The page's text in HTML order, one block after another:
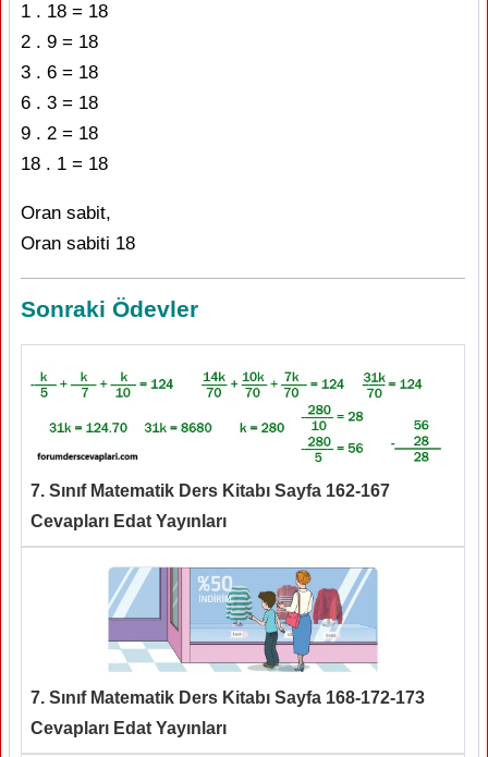
1 . 18 = 18
2 . 9 = 18
3 . 6 = 18
6 . 3 = 18
9 . 2 = 18
18 . 1 = 18
Oran sabit,
Oran sabiti 18
Sonraki Ödevler
7. Sınıf Matematik Ders Kitabı Sayfa 162-167
Cevapları Edat Yayınları
7. Sınıf Matematik Ders Kitabı Sayfa 168-172-173
Cevapları Edat Yayınları